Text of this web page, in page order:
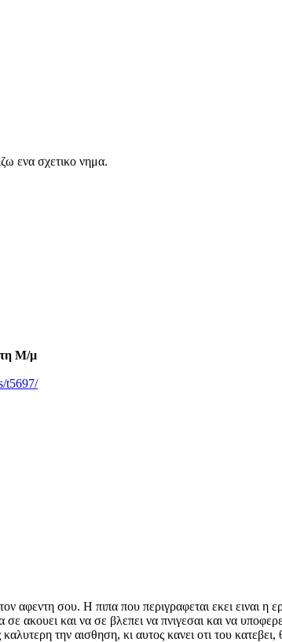
ενα σχετικο νημα.
Μ/μ
t5697/
αφεντη σου. Η πιπα που περιγραφεται εκει ειναι
ακουει και να σε βλεπει να πνιγεσαι και να
την αισθηση, κι αυτος κανει οτι του